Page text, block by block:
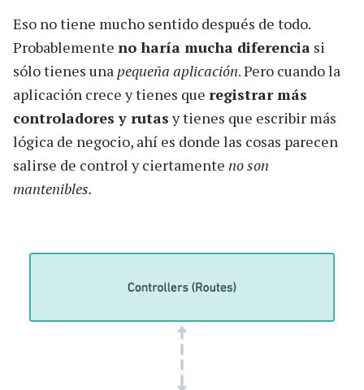
Eso no tiene mucho sentido después de todo.
Probablemente no haría mucha diferencia si
sólo tienes una pequeña aplicación. Pero cuando la
aplicación crece y tienes que registrar más
controladores y rutas y tienes que escribir más
lógica de negocio, ahí es donde las cosas parecen
salirse de control y ciertamente no son
mantenibles.